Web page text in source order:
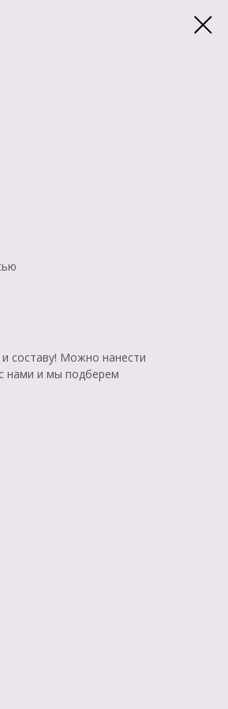
составу! Можно нанести
нами и мы подберем